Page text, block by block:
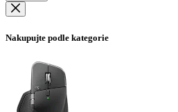
Nakupujte podle kategorie